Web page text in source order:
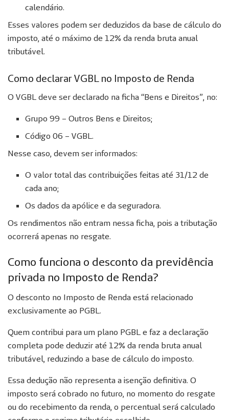
calendário.
Esses valores podem ser deduzidos da base de cálculo do
imposto, até o máximo de 12% da renda bruta anual
tributável.
Como declarar VGBL no Imposto de Renda
O VGBL deve ser declarado na ficha “Bens e Direitos”, no:
Grupo 99 – Outros Bens e Direitos;
Código 06 – VGBL.
Nesse caso, devem ser informados:
O valor total das contribuições feitas até 31/12 de
cada ano;
Os dados da apólice e da seguradora.
Os rendimentos não entram nessa ficha, pois a tributação
ocorrerá apenas no resgate.
Como funciona o desconto da previdência
privada no Imposto de Renda?
O desconto no Imposto de Renda está relacionado
exclusivamente ao PGBL.
Quem contribui para um plano PGBL e faz a declaração
completa pode deduzir até 12% da renda bruta anual
tributável, reduzindo a base de cálculo do imposto.
Essa dedução não representa a isenção definitiva. O
imposto será cobrado no futuro, no momento do resgate
ou do recebimento da renda, o percentual será calculado